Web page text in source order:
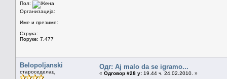
Пол:
Организација:
Име и презиме:
Струка:
Поруке: 7.477
Belopoljanski
староседелац
Одг: Aj malo da se igramo...
« Одговор #28 у: 19.44 ч. 24.02.2010. »